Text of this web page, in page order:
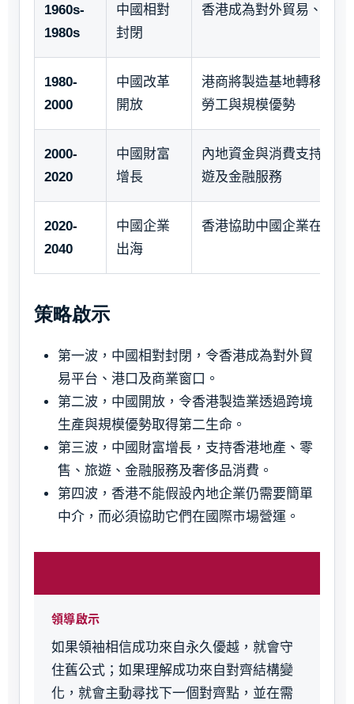
1960s-
1980s
中國相對
封閉
香港成為對外貿易、物流
1980-
2000
中國改革
開放
港商將製造基地轉移至內
勞工與規模優勢
2000-
2020
中國財富
增長
內地資金與消費支持香
遊及金融服務
2020-
2040
中國企業
出海
香港協助中國企業在海外
策略啟示
第一波，中國相對封閉，令香港成為對外貿
易平台、港口及商業窗口。
第二波，中國開放，令香港製造業透過跨境
生產與規模優勢取得第二生命。
第三波，中國財富增長，支持香港地產、零
售、旅遊、金融服務及奢侈品消費。
第四波，香港不能假設內地企業仍需要簡單
中介，而必須協助它們在國際市場營運。
領導啟示
如果領袖相信成功來自永久優越，就會守
住舊公式；如果理解成功來自對齊結構變
化，就會主動尋找下一個對齊點，並在需